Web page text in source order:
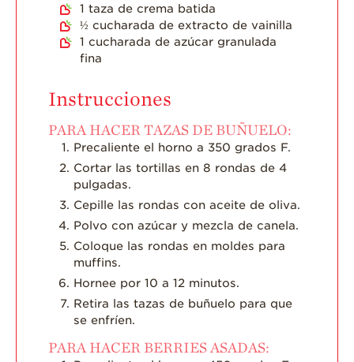
1 taza de crema batida
½ cucharada de extracto de vainilla
1 cucharada de azúcar granulada
fina
Instrucciones
PARA HACER TAZAS DE BUÑUELO:
Precaliente el horno a 350 grados F.
Cortar las tortillas en 8 rondas de 4
pulgadas.
Cepille las rondas con aceite de oliva.
Polvo con azúcar y mezcla de canela.
Coloque las rondas en moldes para
muffins.
Hornee por 10 a 12 minutos.
Retira las tazas de buñuelo para que
se enfríen.
PARA HACER BERRIES ASADAS: